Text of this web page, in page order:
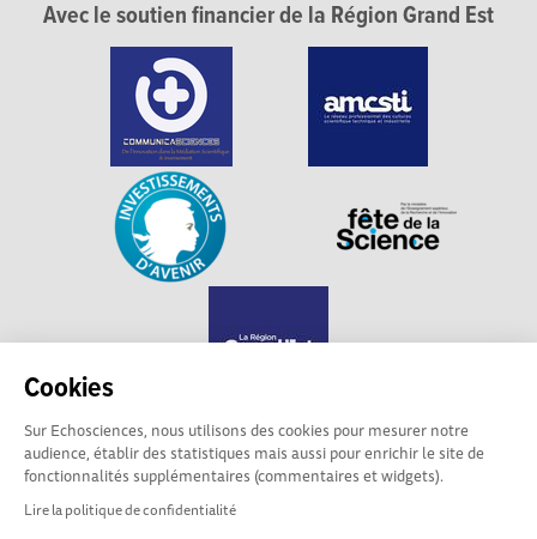
Cookies
Sur Echosciences, nous utilisons des cookies pour mesurer notre
audience, établir des statistiques mais aussi pour enrichir le site de
fonctionnalités supplémentaires (commentaires et widgets).
Lire la politique de confidentialité
Avec le soutien financier de la Région Grand Est
Echosciences Grand Est est propulsé par
Communicasciences